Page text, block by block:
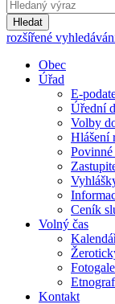
Hledat
rozšířené
Obec
Úřad
E-
Úřední
Volby
Hlášení
Ceník
Volný čas
Kontakt